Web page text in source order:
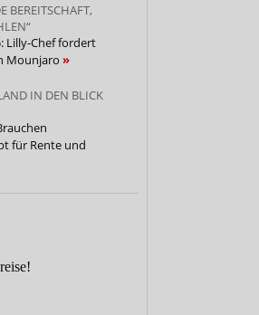
BEREITSCHAFT,
Lilly-Chef fordert
Mounjaro
IN DEN BLICK
für Rente und